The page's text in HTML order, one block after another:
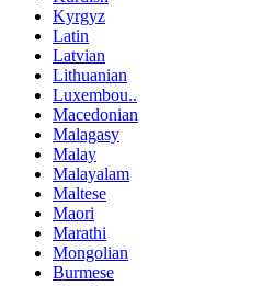
Kyrgyz
Latin
Latvian
Lithuanian
Luxembou..
Macedonian
Malagasy
Malay
Malayalam
Maltese
Maori
Marathi
Mongolian
Burmese